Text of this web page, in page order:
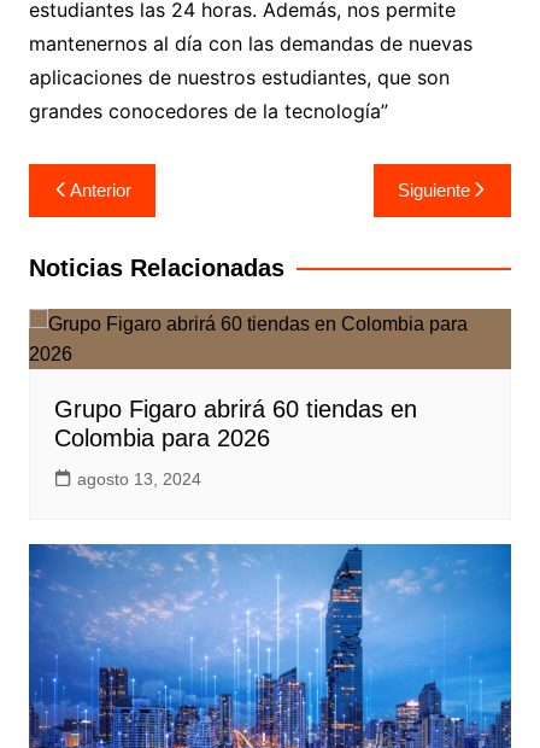
estudiantes las 24 horas. Además, nos permite
mantenernos al día con las demandas de nuevas
aplicaciones de nuestros estudiantes, que son
grandes conocedores de la tecnología”
Navegación
de
entradas
Anterior Siguiente
Noticias Relacionadas
Grupo Figaro abrirá 60 tiendas en
Colombia para 2026
agosto 13, 2024